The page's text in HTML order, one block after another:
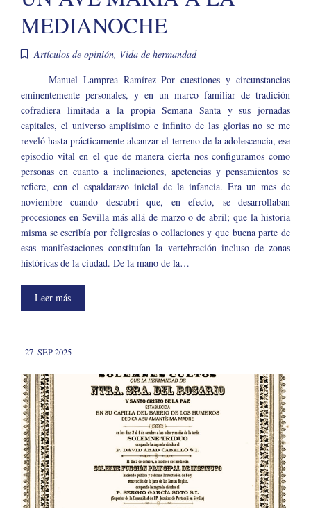
MEDIANOCHE
Artículos de opinión, Vida de hermandad
Manuel Lamprea Ramírez Por cuestiones y circunstancias
eminentemente personales, y en un marco familiar de tradición
cofradiera limitada a la propia Semana Santa y sus jornadas
capitales, el universo amplísimo e infinito de las glorias no se me
reveló hasta prácticamente alcanzar el terreno de la adolescencia, ese
episodio vital en el que de manera cierta nos configuramos como
personas en cuanto a inclinaciones, apetencias y pensamientos se
refiere, con el espaldarazo inicial de la infancia. Era un mes de
noviembre cuando descubrí que, en efecto, se desarrollaban
procesiones en Sevilla más allá de marzo o de abril; que la historia
misma se escribía por feligresías o collaciones y que buena parte de
esas manifestaciones constituían la vertebración incluso de zonas
históricas de la ciudad. De la mano de la…
Leer más
27 SEP 2025